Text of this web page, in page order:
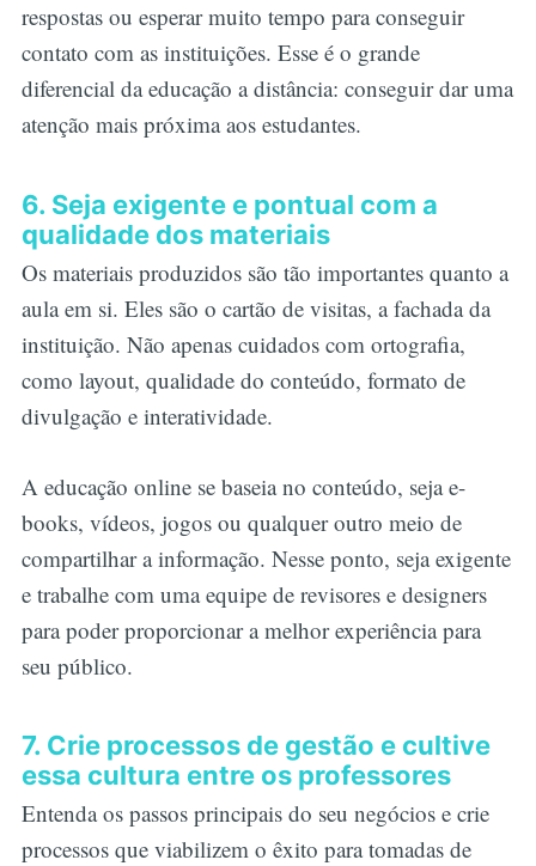
respostas ou esperar muito tempo para conseguir
contato com as instituições. Esse é o grande
diferencial da educação a distância: conseguir dar uma
atenção mais próxima aos estudantes.
6. Seja exigente e pontual com a
qualidade dos materiais
Os materiais produzidos são tão importantes quanto a
aula em si. Eles são o cartão de visitas, a fachada da
instituição. Não apenas cuidados com ortografia,
como layout, qualidade do conteúdo, formato de
divulgação e interatividade.
A educação online se baseia no conteúdo, seja e-
books, vídeos, jogos ou qualquer outro meio de
compartilhar a informação. Nesse ponto, seja exigente
e trabalhe com uma equipe de revisores e designers
para poder proporcionar a melhor experiência para
seu público.
7. Crie processos de gestão e cultive
essa cultura entre os professores
Entenda os passos principais do seu negócios e crie
processos que viabilizem o êxito para tomadas de